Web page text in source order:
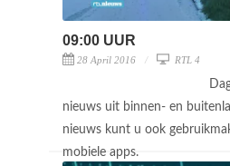
09:00 UUR
28 April 2016 RTL 4
nieuws uit binnen- en
nieuws kunt u ook
mobiele apps.